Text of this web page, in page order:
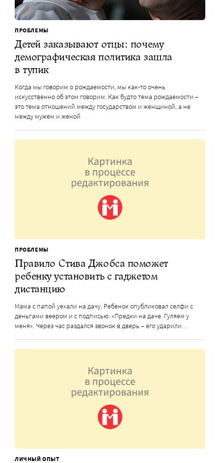
ПРОБЛЕМЫ
Детей заказывают отцы: почему
демографическая политика зашла
в тупик
Когда мы говорим о рождаемости, мы как-то очень
искусственно об этом говорим. Как будто тема рождаемости –
это тема отношений между государством и женщиной, а не
между мужем и женой
ПРОБЛЕМЫ
Правило Стива Джобса поможет
ребенку установить с гаджетом
дистанцию
Мама с папой уехали на дачу. Ребенок опубликовал селфи с
деньгами веером и с подписью: «Предки на даче. Гуляем у
меня». Через час раздался звонок в дверь – его ударили…
ЛИЧНЫЙ ОПЫТ